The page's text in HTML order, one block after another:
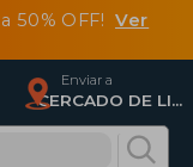
50% OFF!Ver
Enviar a
CERCADO DE LIMA, Lima